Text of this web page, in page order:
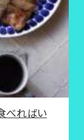
べればい